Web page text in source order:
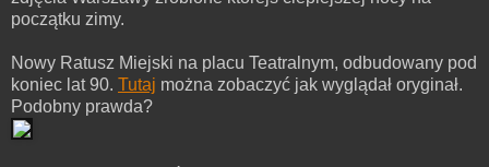
początku zimy.
Nowy Ratusz Miejski na placu Teatralnym, odbudowany pod
koniec lat 90. Tutaj można zobaczyć jak wyglądał oryginał.
Podobny prawda?